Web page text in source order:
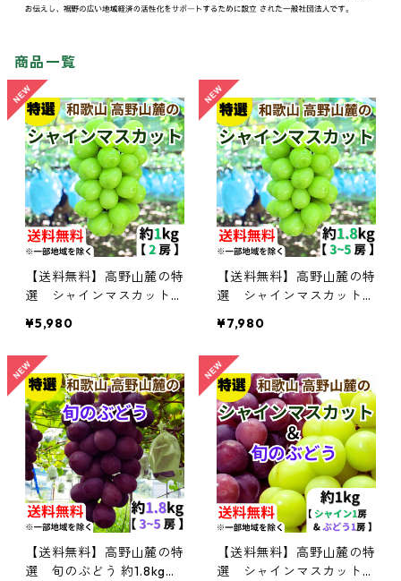
商品一覧
【送料無料】高野山麓の特
選 シャインマスカット
¥5,980
【送料無料】高野山麓の特
選 シャインマスカット
¥7,980
【送料無料】高野山麓の特
選 旬のぶどう 約1.8kg
【送料無料】高野山麓の特
選 シャインマスカット＆